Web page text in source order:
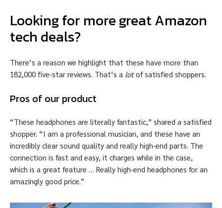
Looking for more great Amazon
tech deals?
There’s a reason we highlight that these have more than
182,000 five-star reviews. That’s a lotof satisfied shoppers.
Pros of our product
“These headphones are literally fantastic,” shared a satisfied
shopper. “I am a professional musician, and these have an
incredibly clear sound quality and really high-end parts. The
connection is fast and easy, it charges while in the case,
which is a great feature … Really high-end headphones for an
amazingly good price.”